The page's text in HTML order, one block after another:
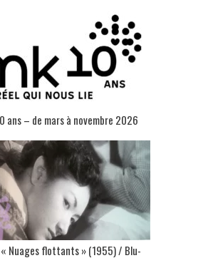
ans – de mars à novembre 2026
Nuages flottants » (1955) / Blu-